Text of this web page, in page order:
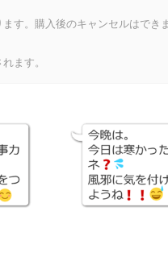
す。購入後のキャンセルはでき
ます。